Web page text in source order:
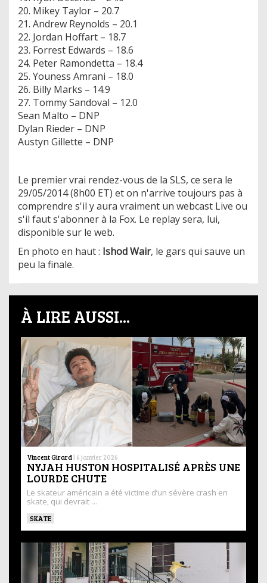
20. Mikey Taylor – 20.7
21. Andrew Reynolds – 20.1
22. Jordan Hoffart – 18.7
23. Forrest Edwards – 18.6
24. Peter Ramondetta – 18.4
25. Youness Amrani – 18.0
26. Billy Marks – 14.9
27. Tommy Sandoval – 12.0
Sean Malto – DNP
Dylan Rieder – DNP
Austyn Gillette – DNP
Le premier vrai rendez-vous de la SLS, ce sera le
29/05/2014 (8h00 ET) et on n'arrive toujours pas à
comprendre s'il y aura vraiment un webcast Live ou
s'il faut s'abonner à la Fox. Le replay sera, lui,
disponible sur le web.
En photo en haut : Ishod Wair, le gars qui sauve un
peu la finale.
À LIRE AUSSI...
Vincent Girard | 6 janvier 2026
NYJAH HUSTON HOSPITALISÉ APRÈS UNE
LOURDE CHUTE
Le skateur américain a été victime d’un sévère crash en
skate, qui devrait …
SKATE